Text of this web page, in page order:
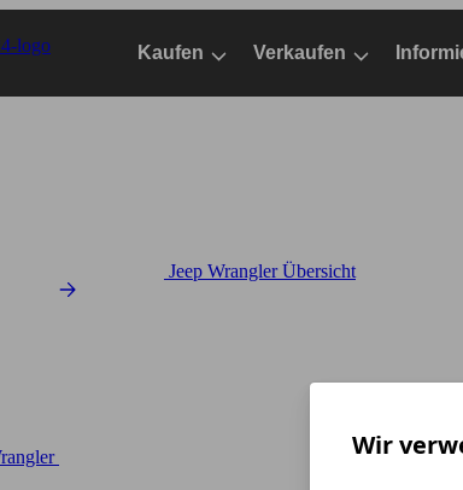
Kaufen Verkaufen
Jeep Wrangler Übersicht
Wir